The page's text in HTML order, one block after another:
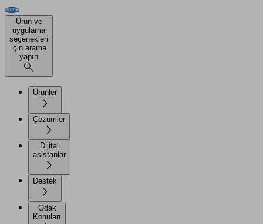
Ürün ve
uygulama
seçenekleri
için arama
yapın
Ürünler
Çözümler
Dijital
asistanlar
Destek
Odak
Konuları